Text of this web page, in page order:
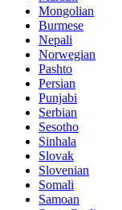
Mongolian
Burmese
Nepali
Norwegian
Pashto
Persian
Punjabi
Serbian
Sesotho
Sinhala
Slovak
Slovenian
Somali
Samoan